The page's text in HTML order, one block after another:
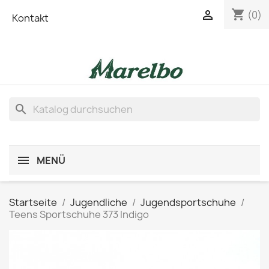
Kontakt shopping_cart (0)

search
MENÜ
Startseite Jugendliche
Jugendsportschuhe
Teens Sportschuhe 373 Indigo